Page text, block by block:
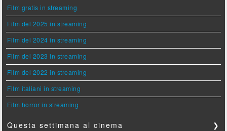
Film gratis in streaming
Film del 2025 in streaming
Film del 2024 in streaming
Film del 2023 in streaming
Film del 2022 in streaming
Film italiani in streaming
Film horror in streaming
Questa settimana al cinema ❯